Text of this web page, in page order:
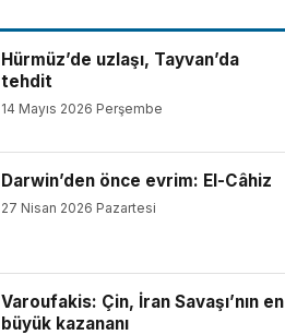
Hürmüz’de uzlaşı, Tayvan’da
tehdit
14 Mayıs 2026 Perşembe
Darwin’den önce evrim: El-Câhiz
27 Nisan 2026 Pazartesi
Varoufakis: Çin, İran Savaşı’nın en
büyük kazananı